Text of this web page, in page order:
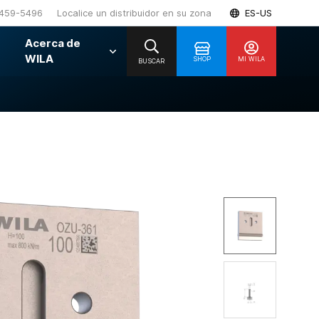
5496 Localice un distribuidor en su zona ES-US
Acerca de
WILA
SHOP MI WILA
BUSCAR